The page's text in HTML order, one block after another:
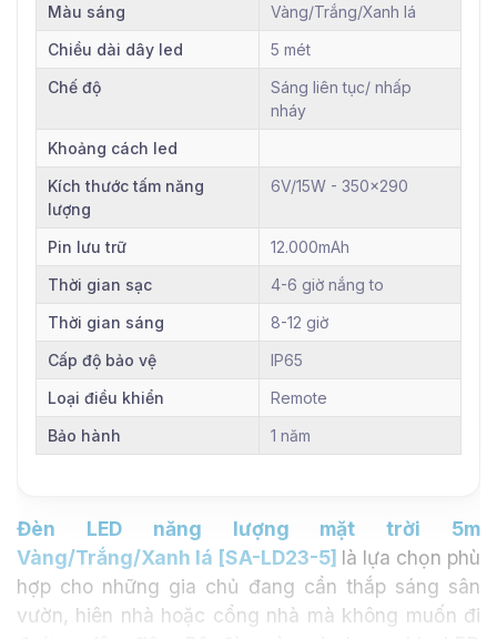
Màu sáng
Vàng/Trắng/Xanh lá
Chiều dài dây led
5 mét
Chế độ
Sáng liên tục/ nhấp
nháy
Khoảng cách led
Kích thước tấm năng
lượng
6V/15W - 350x290
Pin lưu trữ
12.000mAh
Thời gian sạc
4-6 giờ nắng to
Thời gian sáng
8-12 giờ
Cấp độ bảo vệ
IP65
Loại điều khiển
Remote
Bảo hành
1 năm
Đèn LED năng lượng mặt trời 5m
Vàng/Trắng/Xanh lá [SA-LD23-5] là lựa chọn phù
hợp cho những gia chủ đang cần thắp sáng sân
vườn, hiên nhà hoặc cổng nhà mà không muốn đi